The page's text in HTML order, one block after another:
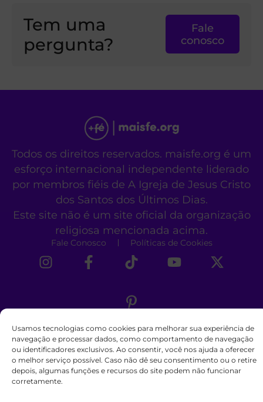
Usamos tecnologias como cookies para melhorar sua experiência de
navegação e processar dados, como comportamento de navegação
ou identificadores exclusivos. Ao consentir, você nos ajuda a oferecer
o melhor serviço possível. Caso não dê seu consentimento ou o retire
depois, algumas funções e recursos do site podem não funcionar
corretamente.
Tem uma
pergunta?
Fale
conosco
Todos os direitos reservados. maisfe.org é um
esforço internacional independente liderado
por membros fiéis de A Igreja de Jesus Cristo
dos Santos dos Últimos Dias.
Este site não é um site oficial da organização
religiosa mencionada acima.
Fale Conosco Políticas de Cookies